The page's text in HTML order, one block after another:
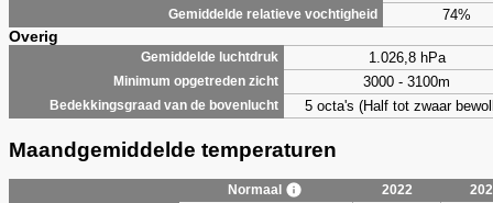
Gemiddelde relatieve vochtigheid 74%
Overig
Gemiddelde luchtdruk 1.026,8 hPa
Minimum opgetreden zicht 3000 - 3100m
Bedekkingsgraad van de bovenlucht 5 octa's (Half tot zwaar
Maandgemiddelde temperaturen
Normaal 2022